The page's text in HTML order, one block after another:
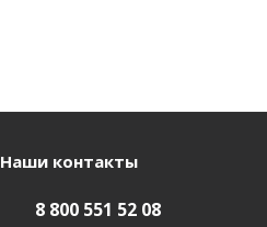
Наши контакты
8 800 551 52 08